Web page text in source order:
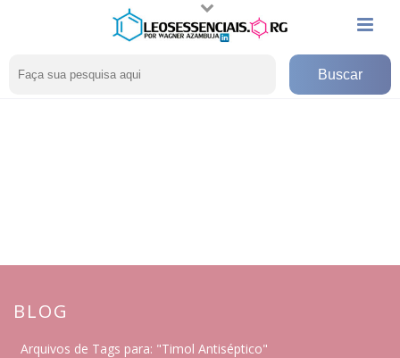
BLOG
Arquivos de Tags para: "Timol Antiséptico"